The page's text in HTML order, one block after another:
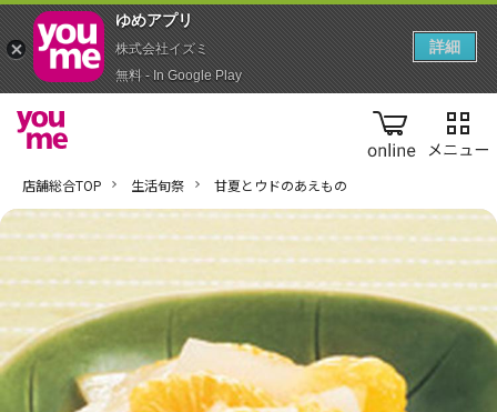
online
店舗総合TOP 生活旬祭 甘夏とウドのあえもの
ゆめアプ‪リ‬
株式会社イズミ
無料 - In Google Play
詳細